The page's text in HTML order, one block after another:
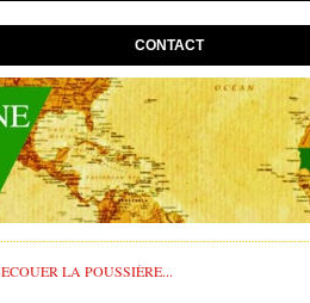
CONTACT
LA POUSSIÈRE...